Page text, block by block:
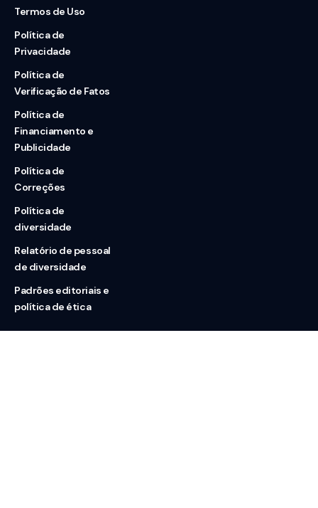
Termos de Uso
Política de
Privacidade
Política de
Verificação de Fatos
Política de
Financiamento e
Publicidade
Política de
Correções
Política de
diversidade
Relatório de pessoal
de diversidade
Padrões editoriais e
política de ética